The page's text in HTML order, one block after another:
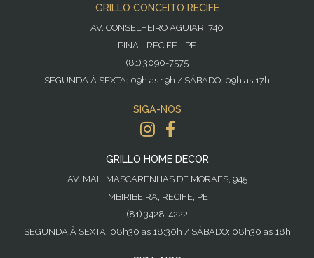
GRILLO CONCEITO RECIFE
AV. CONSELHEIRO AGUIAR, 740
PINA - RECIFE - PE
(81) 3090-7575
SEGUNDA À SEXTA: 09h as 19h / SÁBADO: 09h as 17h
SIGA-NOS
GRILLO HOME DECOR
AV. MAL. MASCARENHAS DE MORAES, 945
IMBIRIBEIRA, RECIFE, PE
(81) 3428-4222
SEGUNDA À SEXTA: 08h30 as 18:30h / SÁBADO: 08h30 as 18h